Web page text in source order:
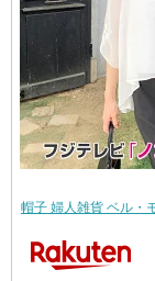
帽子 婦人雑貨 ベル・